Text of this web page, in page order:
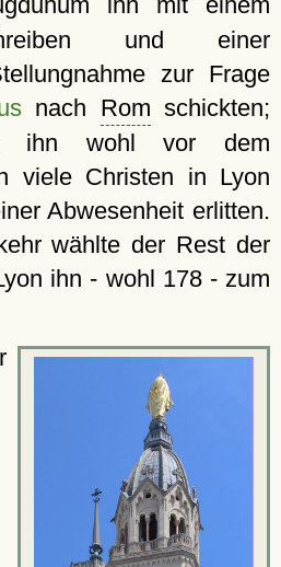
und einer
zur Frage
nach Rom schickten;
ihn wohl vor dem
viele Christen in Lyon
Abwesenheit erlitten.
wählte der Rest der
ihn - wohl 178 - zum